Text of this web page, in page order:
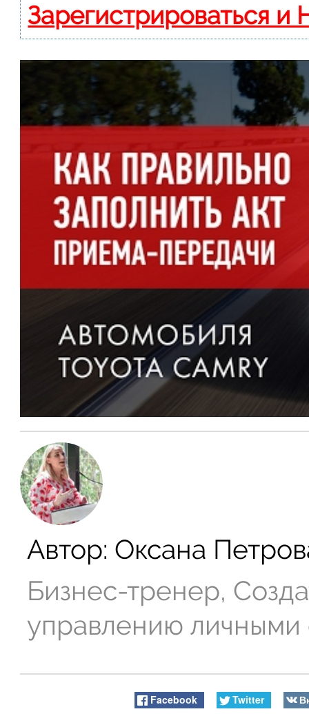
Зарегистрироваться и
Автор: Оксана
Бизнес-тренер,
управлению
Facebook Twitter